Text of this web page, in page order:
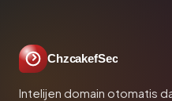
ChzcakefSec
Intelijen domain otomatis